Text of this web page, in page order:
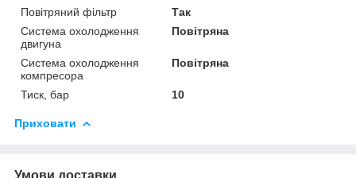
Повітряний фільтр
Так
Система охолодження
двигуна
Повітряна
Система охолодження
компресора
Повітряна
Тиск, бар 10
Приховати
Умови доставки